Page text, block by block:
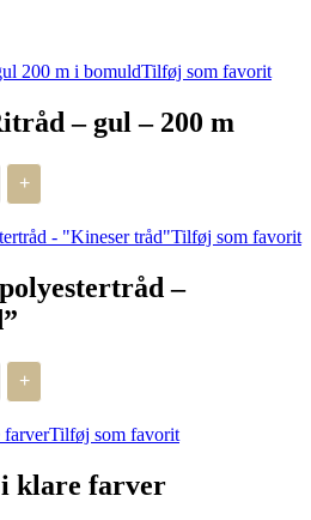
Tilføj som favorit
– gul – 200 m
+
Tilføj som favorit
–
+
Tilføj som favorit
klare farver